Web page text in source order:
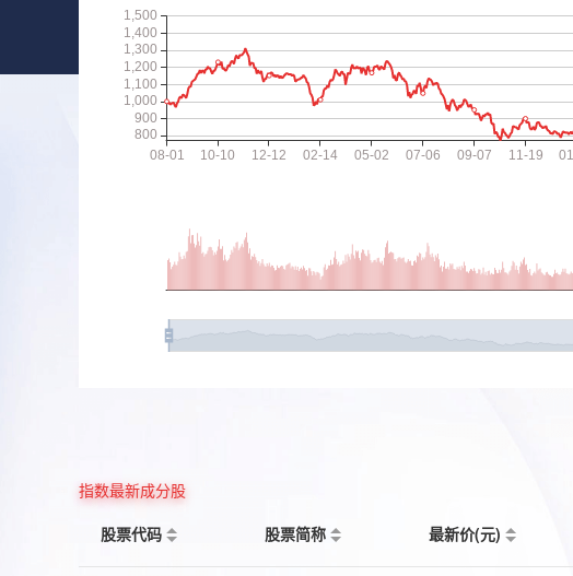
指数最新成分股
股票代码
股票简称 最新价(元)